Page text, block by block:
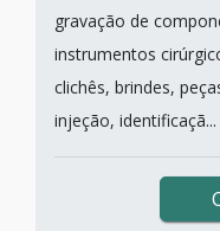
gravação de
instrumentos
clichês, brindes,
injeção, identificaçã...